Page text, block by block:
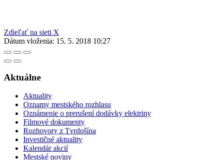
Zdieľať na sieti X
Dátum vloženia: 15. 5. 2018 10:27
Aktuálne
Aktuality
Oznamy mestského rozhlasu
Oznámenie o prerušení dodávky elektriny
Filmové dokumenty
Rozhovory z Tvrdošína
Investičné aktuality
Kalendár akcií
Mestské noviny